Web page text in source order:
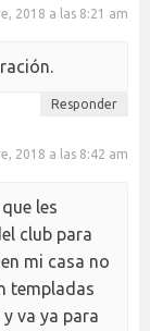
2018 a las 8:21 am
Responder
2018 a las 8:42 am
les
club para
mi casa no
templadas
va ya para